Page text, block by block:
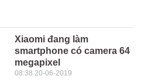
Xiaomi đang làm
smartphone có camera 64
megapixel
08:38 20-06-2019